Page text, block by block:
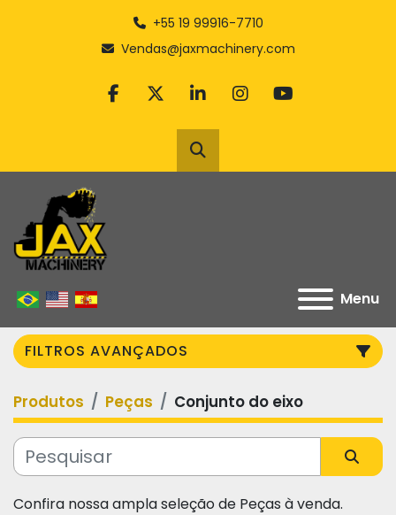
+55 19 99916-7710
Vendas@jaxmachinery.com
facebook
twitterlinkedininstagram
youtube
Pesquisar
Menu
FILTROS AVANÇADOS
Categoria
Fabricante
Produtos Peças Conjunto do eixo
Confira nossa ampla seleção de Peças à venda.